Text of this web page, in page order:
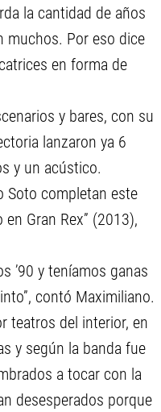
la cantidad de años
muchos. Por eso dice
en forma de
y bares, con su
lanzaron ya 6
y un acústico.
Soto completan este
Gran Rex” (2013),
’90 y teníamos ganas
contó Maximiliano.
teatros del interior, en
y según la banda fue
a tocar con la
desesperados porque